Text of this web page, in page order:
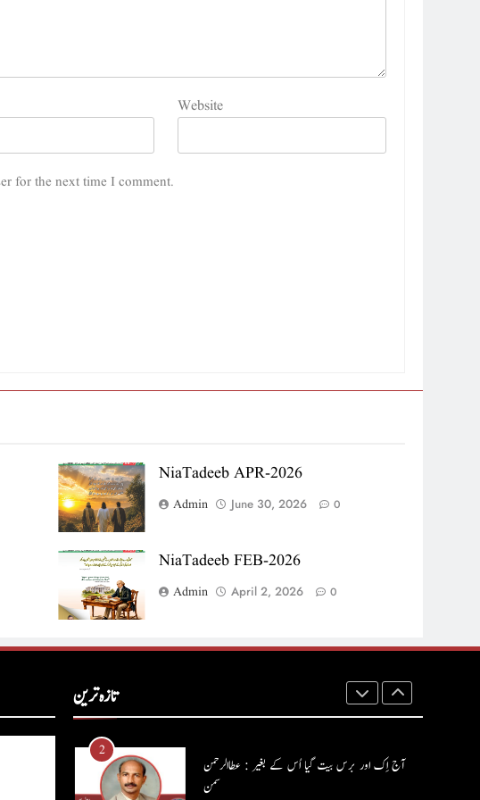
Website
for the next time I comment.
NiaTadeeb APR-2026
Admin June 30, 2026 0
NiaTadeeb FEB-2026
Admin April 2, 2026 0
تازہ ترین
آرٹیکل جاوید ڈینی ایل
ایمان،عقل اور آنے والا اِنسان : ڈاکٹر ایورسٹ جان
آرٹیکل ڈاکٹر ایورسٹ جان
1
حب الوطنی اور مذہبی وابستگی : نبیلہ فیروز بھٹی
آرٹیکل کالم
2
3
ہر بیج اُگنے کی آرزو رکھتا ہے : پاسٹر شہزاد منیر